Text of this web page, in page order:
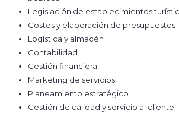
Legislación de establecimientos
Costos y elaboración de presupuestos
Logística y almacén
Contabilidad
Gestión financiera
Marketing de servicios
Planeamiento estratégico
Gestión de calidad y servicio al cliente